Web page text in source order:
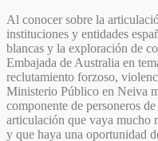
Al conocer sobre la
instituciones y entidades
blancas y la exploración de
Embajada de Australia en
reclutamiento forzoso,
Ministerio Público en Neiva
componente de personeros
articulación que vaya mucho
y que haya una oportunidad